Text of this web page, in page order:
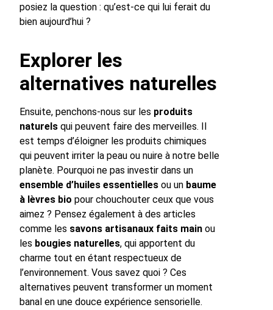
posiez la question : qu’est-ce qui lui ferait du
bien aujourd’hui ?
Explorer les
alternatives naturelles
Ensuite, penchons-nous sur les produits
naturels qui peuvent faire des merveilles. Il
est temps d’éloigner les produits chimiques
qui peuvent irriter la peau ou nuire à notre belle
planète. Pourquoi ne pas investir dans un
ensemble d’huiles essentielles ou un baume
à lèvres bio pour chouchouter ceux que vous
aimez ? Pensez également à des articles
comme les savons artisanaux faits main ou
les bougies naturelles, qui apportent du
charme tout en étant respectueux de
l’environnement. Vous savez quoi ? Ces
alternatives peuvent transformer un moment
banal en une douce expérience sensorielle.